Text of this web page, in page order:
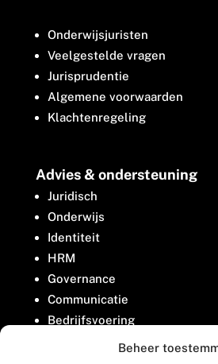
Beheer
Onderwijsjuristen
Veelgestelde vragen
Jurisprudentie
Algemene voorwaarden
Klachtenregeling
Advies & ondersteuning
Juridisch
Onderwijs
Identiteit
HRM
Governance
Communicatie
Bedrijfsvoering
Belangenbehartiging